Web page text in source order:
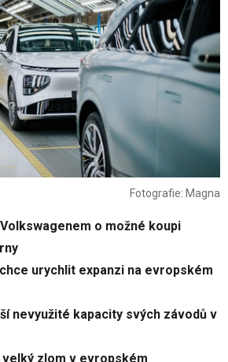
Fotografie: Magna
o možné koupi
urychlit expanzi na evropském
nevyužité kapacity svých závodů v
velký zlom v evropském